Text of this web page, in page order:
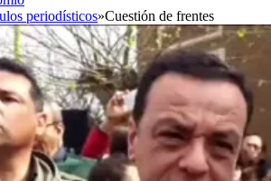
periodísticos»Cuestión de frentes